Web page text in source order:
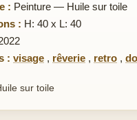
: Peinture — Huile sur toile
: H: 40 x L: 40
: visage , rêverie , retro ,
sur toile